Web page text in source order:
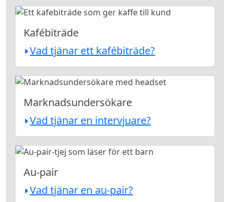
Kafébiträde
Vad tjänar ett kafébiträde?
Marknadsundersökare
Vad tjänar en intervjuare?
Au-pair
Vad tjänar en au-pair?